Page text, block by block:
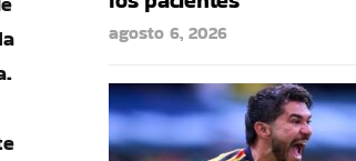
agosto 6, 2026